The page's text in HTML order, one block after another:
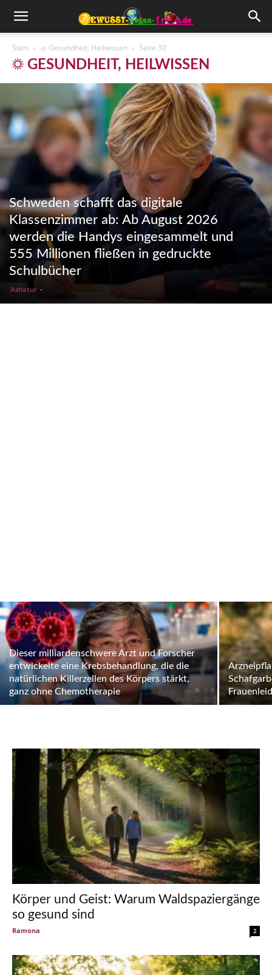
Start ☼ Gesundheit, Heilwissen Seite 30
☼ GESUNDHEIT, HEILWISSEN
Schweden schafft das digitale
Klassenzimmer ab: Ab August 2026
werden die Handys eingesammelt und
555 Millionen fließen in gedruckte
Schulbücher
Ashatur -
Dieser milliardenschwere Arzt und Forscher
entwickelte eine Krebsbehandlung, die die
natürlichen Killerzellen des Körpers stärkt,
ganz ohne Chemotherapie
Körper und Geist: Warum Waldspaziergänge
so gesund sind
Ramona - 2